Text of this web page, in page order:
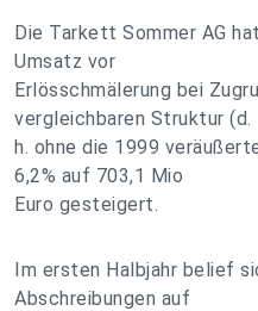
Die Tarkett Sommer AG
Umsatz vor
Erlösschmälerung bei
vergleichbaren Struktur (d.
h. ohne die 1999
6,2% auf 703,1 Mio
Euro gesteigert.
Im ersten Halbjahr belief
Abschreibungen auf